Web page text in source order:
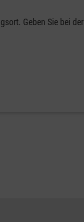
Geben Sie bei der